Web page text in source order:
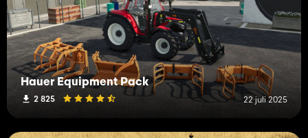
Hauer Equipment Pack
2 825 22 juli 2025